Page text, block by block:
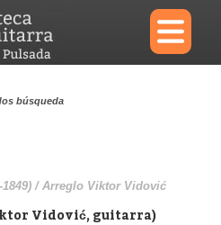
×
Diccionario
búsqueda
1849) / Arreglo Viktor Vidović
Vidović, guitarra)